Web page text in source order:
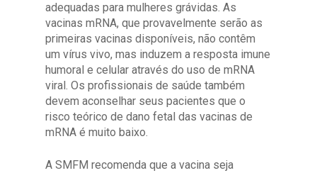
adequadas para mulheres grávidas. As
vacinas mRNA, que provavelmente serão as
primeiras vacinas disponíveis, não contêm
um vírus vivo, mas induzem a resposta imune
humoral e celular através do uso de mRNA
viral. Os profissionais de saúde também
devem aconselhar seus pacientes que o
risco teórico de dano fetal das vacinas de
mRNA é muito baixo.
A SMFM recomenda que a vacina seja